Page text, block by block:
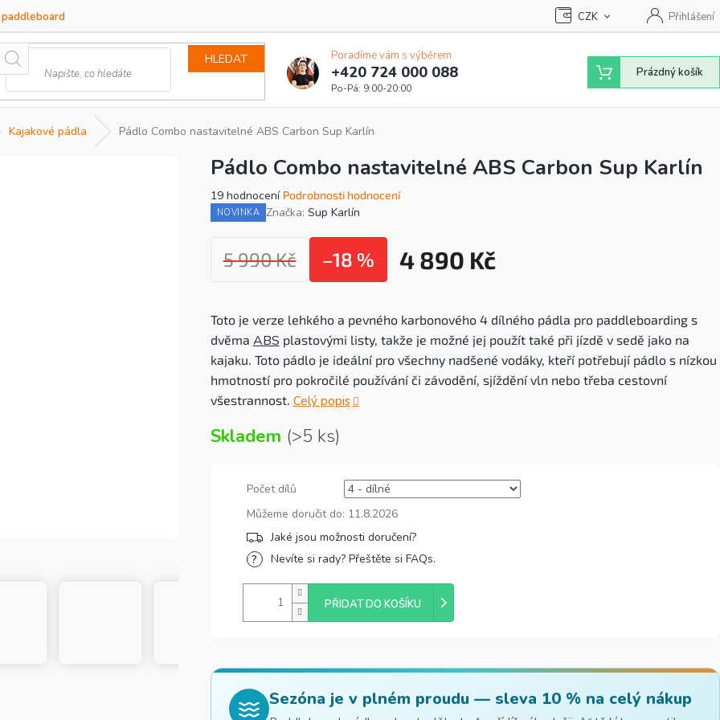
paddleboard CZK Přihlášení
HLEDAT Poradíme vám s výběrem
+420 724 000 088
Nákupní
košík
Prázdný košík
Kajakové pádla Pádlo Combo nastavitelné ABS Carbon Sup Karlín
Pádlo Combo nastavitelné ABS Carbon Sup Karlín
NOVINKA
Průměrné
hodnocení
produktu
19 hodnocení Podrobnosti hodnocení
Značka: Sup Karlín
5 990 Kč –18 % 4 890 Kč
Skladem (>5 ks)
Počet dílů
Můžeme doručit do: 11.8.2026
Nevíte si rady? Přeštěte si FAQs.
PŘIDAT DO KOŠÍKU
Sezóna je v plném proudu — sleva 10 % na celý nákup
Toto je verze lehkého a pevného karbonového 4 dílného pádla pro paddleboarding s
dvěma ABS plastovými listy, takže je možné jej použít také při jízdě v sedě jako na
kajaku. Toto pádlo je ideální pro všechny nadšené vodáky, kteří potřebují pádlo s nízkou
hmotností pro pokročilé používání či závodění, sjíždění vln nebo třeba cestovní
všestrannost. Celý popis